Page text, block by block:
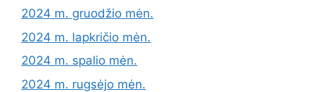
2024 m. gruodžio mėn.
2024 m. lapkričio mėn.
2024 m. spalio mėn.
2024 m. rugsėjo mėn.